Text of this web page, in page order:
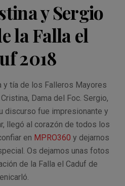
y Sergio
la Falla el
2018
y tía de los Falleros Mayores
Dama del Foc. Sergio,
discurso fue impresionante y
llegó al corazón de todos los
en MPRO360 y dejarnos
Os dejamos unas fotos
de la Falla el Caduf de